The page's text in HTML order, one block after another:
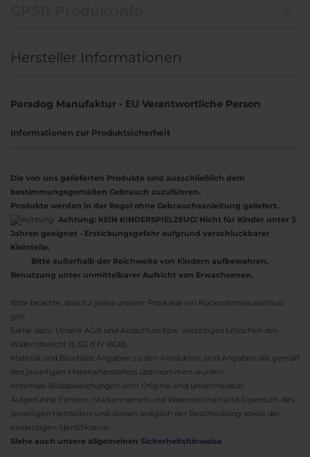
Hersteller Informationen
Paradog Manufaktur - EU Verantwortliche Person
Informationen zur Produktsicherheit
Die von uns gelieferten Produkte sind ausschließlich dem
bestimmungsgemäßen Gebrauch zuzuführen.
Produkte werden in der Regel ohne Gebrauchsanleitung geliefert.
Achtung: KEIN KINDERSPIELZEUG! Nicht für Kinder unter 3
Jahren geeignet - Erstickungsgefahr aufgrund verschluckbarer
Kleinteile.
Bitte außerhalb der Reichweite von Kindern aufbewahren.
Benutzung unter unmittelbarer Aufsicht von Erwachsenen.
Bitte beachte, dass für jedes unserer Produkte ein Rücknahmeausschluss
gilt!
Siehe dazu: Unsere AGB und Ausschluss bzw. vorzeitiges Erlöschen des
Widerrufsrecht (§ 312 d IV BGB).
Material und Bruchlast Angaben zu den Produkten, sind Angaben die gemäß
des jeweiligen Materialherstellers übernommen wurden.
Minimale Bildabweichungen vom Original sind unvermeidbar.
Aufgeführte Firmen-, Markennamen und Warenzeichen sind Eigentum des
jeweiligen Herstellers und dienen lediglich der Beschreibung sowie der
eindeutigen Identifikation.
Siehe auch unsere allgemeinen Sicherheitshinweise